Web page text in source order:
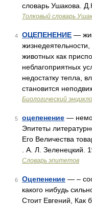
словарь Ушакова.
Толковый словарь
4 ОЦЕПЕНЕНИЕ —
животных как
неблагоприятных
недостатку тепла,
становится
Биологический
5 оцепенение —
Эпитеты
Его Величества
. А. Л. Зеленецкий.
Словарь эпитетов
6 Оцепенение — –
какого нибудь
Стоит Евгений, Как